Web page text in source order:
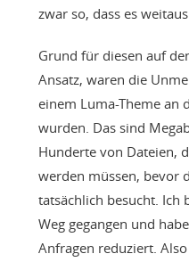
zwar so, dass es
Grund für diesen auf
Ansatz, waren die
einem Luma-Theme an
wurden. Das sind
Hunderte von Dateien,
werden müssen, bevor
tatsächlich besucht. Ich
Weg gegangen und
Anfragen reduziert.